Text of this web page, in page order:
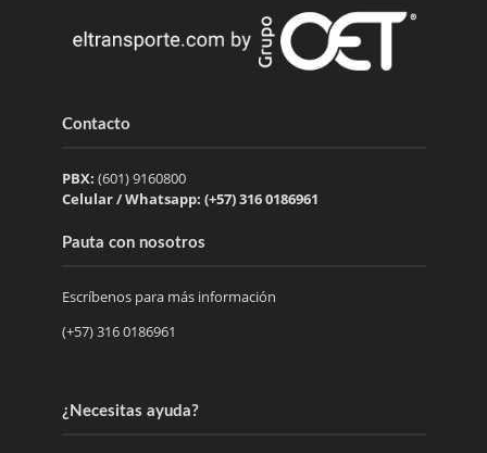
Contacto
PBX: (601) 9160800
Celular / Whatsapp: (+57) 316 0186961
Pauta con nosotros
Escríbenos para más información
(+57) 316 0186961
¿Necesitas ayuda?